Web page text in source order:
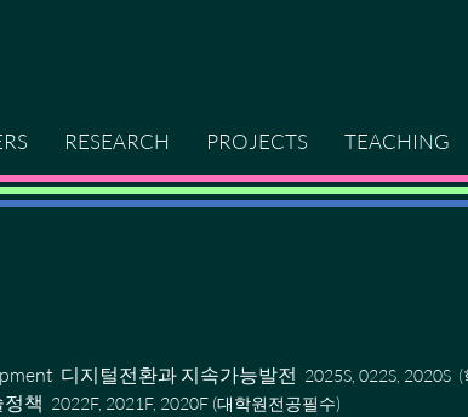
RESEARCH PROJECTS TEACHING
디지털전환과 지속가능발전 2025S, 022S, 2020S
책 2022F, 2021F, 2020F (대학원전공필수)